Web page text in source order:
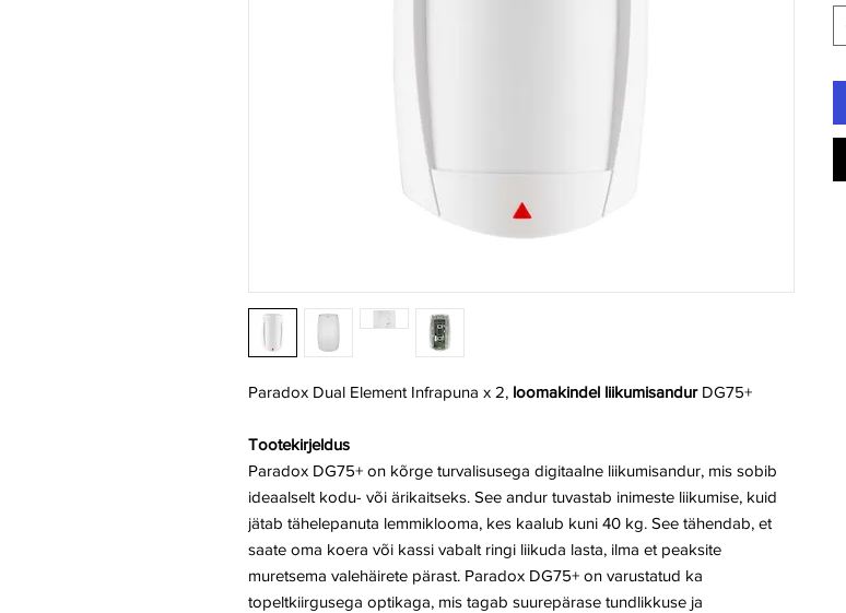
Paradox Dual Element Infrapuna x 2, loomakindel liikumisandur DG75+
Tootekirjeldus
Paradox DG75+ on kõrge turvalisusega digitaalne liikumisandur, mis sobib
ideaalselt kodu- või ärikaitseks. See andur tuvastab inimeste liikumise, kuid
jätab tähelepanuta lemmiklooma, kes kaalub kuni 40 kg. See tähendab, et
saate oma koera või kassi vabalt ringi liikuda lasta, ilma et peaksite
muretsema valehäirete pärast. Paradox DG75+ on varustatud ka
topeltkiirgusega optikaga, mis tagab suurepärase tundlikkuse ja